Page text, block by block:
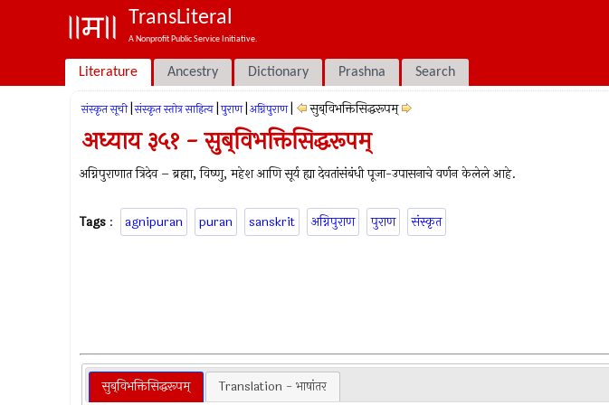
TransLiteral
A Nonprofit Public Service Initiative.
Literature Ancestry Dictionary Prashna Search
संस्कृत सूची संस्कृत स्तोत्र साहित्य पुराण अग्निपुराण सुब्‌विभक्तिसिद्धरूपम्
अध्याय ३५१ - सुब्‌विभक्तिसिद्धरूपम्
अग्निपुराणात त्रिदेव – ब्रह्मा, विष्‍णु, महेश आणि सूर्य ह्या देवतांसंबंधी पूजा-उपासनाचे वर्णन केलेले आहे.
Tags : agnipuran puran sanskrit अग्निपुराण पुराण संस्कृत
सुब्‌विभक्तिसिद्धरूपम् Translation - भाषांतर